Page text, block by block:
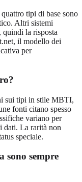
tipi di base sono
Altri sistemi
quindi la risposta
il modello dei
per
sui tipi in stile MBTI,
fonti citano spesso
variano per
dati. La rarità non
speciale.
sono sempre